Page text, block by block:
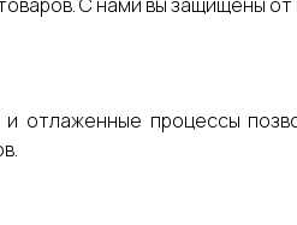
процессы